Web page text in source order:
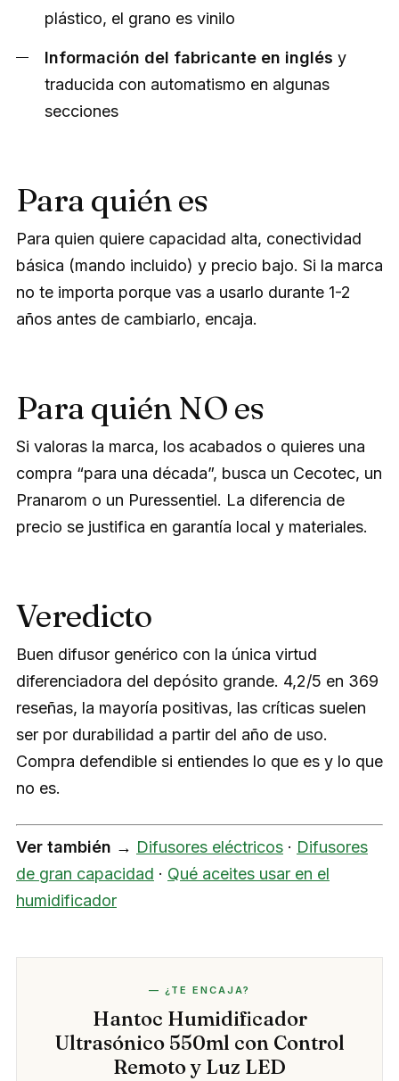
plástico, el grano es vinilo
Información del fabricante en inglés y
traducida con automatismo en algunas
secciones
Para quién es
Para quien quiere capacidad alta, conectividad
básica (mando incluido) y precio bajo. Si la marca
no te importa porque vas a usarlo durante 1-2
años antes de cambiarlo, encaja.
Para quién NO es
Si valoras la marca, los acabados o quieres una
compra “para una década”, busca un Cecotec, un
Pranarom o un Puressentiel. La diferencia de
precio se justifica en garantía local y materiales.
Veredicto
Buen difusor genérico con la única virtud
diferenciadora del depósito grande. 4,2/5 en 369
reseñas, la mayoría positivas, las críticas suelen
ser por durabilidad a partir del año de uso.
Compra defendible si entiendes lo que es y lo que
no es.
Ver también → Difusores eléctricos · Difusores
de gran capacidad · Qué aceites usar en el
humidificador
— ¿TE ENCAJA?
Hantoc Humidificador
Ultrasónico 550ml con Control
Remoto y Luz LED